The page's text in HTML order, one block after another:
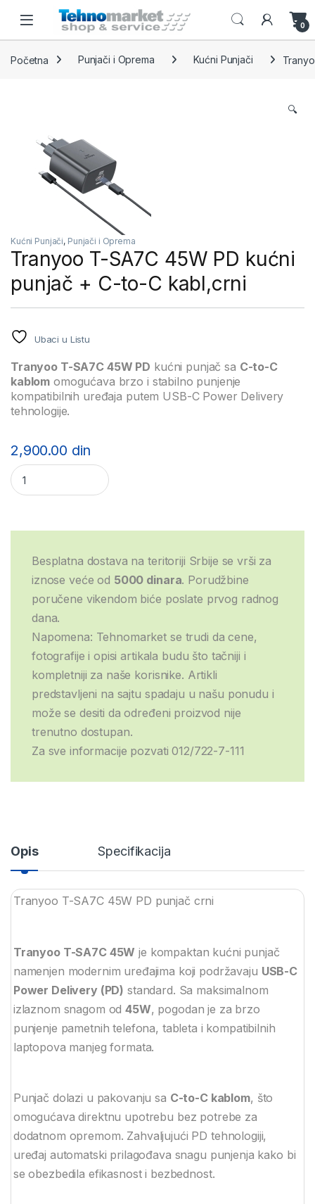
Skip to navigation
Skip to content
Open 0
Početna Punjači i Oprema Kućni Punjači
🔍
Kućni Punjači, Punjači i Oprema
Tranyoo T-SA7C 45W PD kućni
punjač + C-to-C kabl,crni
Ubaci u Listu
Tranyoo T-SA7C 45W PD kućni punjač sa C-to-C
kablom omogućava brzo i stabilno punjenje
kompatibilnih uređaja putem USB-C Power Delivery
tehnologije.
2,900.00 din
Tranyoo T-SA7C 45W PD kućni punjač + C-to-C kabl,crni
Besplatna dostava na teritoriji Srbije se vrši za
iznose veće od 5000 dinara. Porudžbine
poručene vikendom biće poslate prvog radnog
dana.
Napomena: Tehnomarket se trudi da cene,
fotografije i opisi artikala budu što tačniji i
kompletniji za naše korisnike. Artikli
predstavljeni na sajtu spadaju u našu ponudu i
može se desiti da određeni proizvod nije
trenutno dostupan.
Za sve informacije pozvati 012/722-7-111
Opis Specifikacija
Tranyoo T-SA7C 45W PD punjač crni
Tranyoo T-SA7C 45W je kompaktan kućni punjač
namenjen modernim uređajima koji podržavaju USB-C
Power Delivery (PD) standard. Sa maksimalnom
izlaznom snagom od45W, pogodan je za brzo
punjenje pametnih telefona, tableta i kompatibilnih
laptopova manjeg formata.
Punjač dolazi u pakovanju sa C-to-C kablom, što
omogućava direktnu upotrebu bez potrebe za
dodatnom opremom. Zahvaljujući PD tehnologiji,
uređaj automatski prilagođava snagu punjenja kako bi
se obezbedila efikasnost i bezbednost.